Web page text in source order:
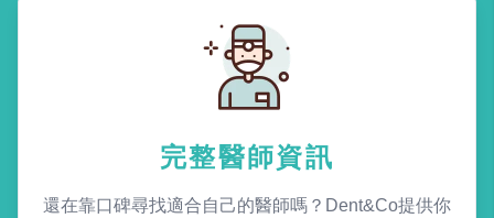
完整醫師資訊
還在靠口碑尋找適合自己的醫師嗎？Dent&Co提供你